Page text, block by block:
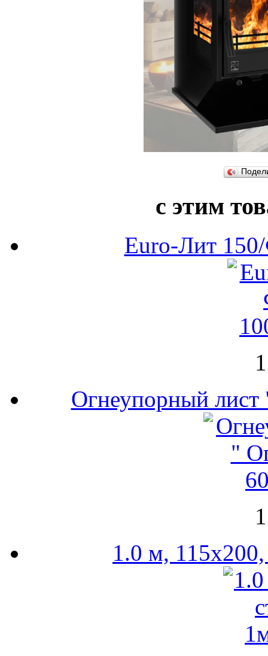
с этим
Еuro-Лит
Огнеупорный
1.0 м,